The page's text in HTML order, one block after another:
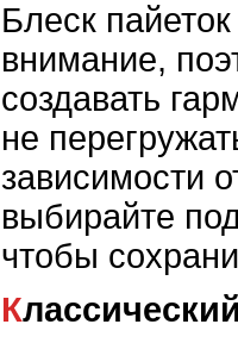
Блеск
внимание,
создавать
не
зависимости
выбирайте
чтобы